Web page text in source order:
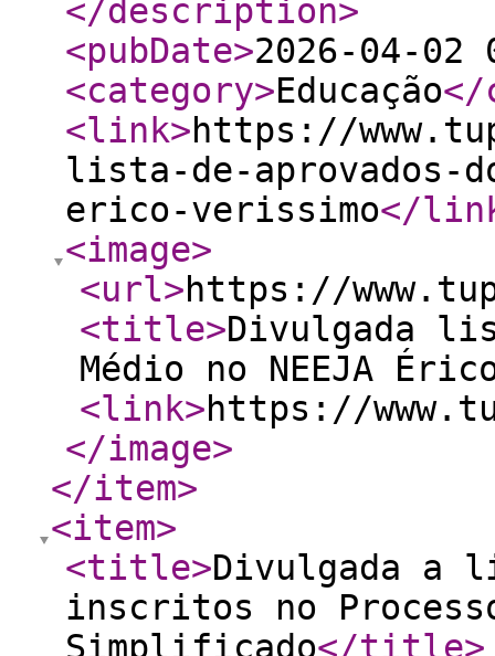
</description>
<pubDate>2026-04-02
<category>Educação</
<link>https://
lista-de-aprovados-
erico-verissimo</
<image>
<url>https://
<title>Divulgada
Médio no NEEJA
<link>https://
</image>
</item>
<item>
<title>Divulgada a
inscritos no
Simplificado</title>